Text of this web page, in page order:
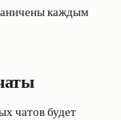
каждым
чатов будет